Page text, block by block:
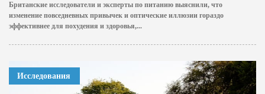
Британские исследователи и эксперты по питанию выяснили, что
изменение повседневных привычек и оптические иллюзии гораздо
эффективнее для похудения и здоровья,...
Исследования